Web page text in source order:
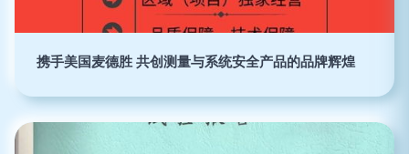
携手美国麦德胜 共创测量与系统安全产品的品牌辉煌